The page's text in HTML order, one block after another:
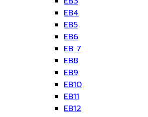
EB4
EB5
EB6
EB 7
EB8
EB9
EB10
EB11
EB12